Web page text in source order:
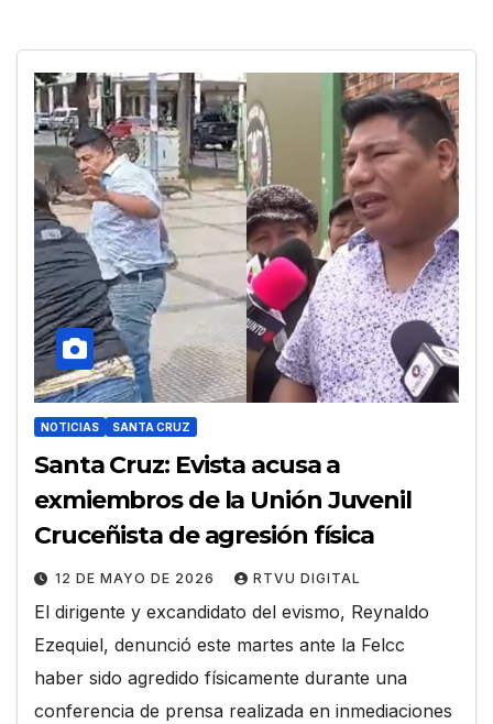
NOTICIAS SANTA CRUZ
Santa Cruz: Evista acusa a
exmiembros de la Unión Juvenil
Cruceñista de agresión física
12 DE MAYO DE 2026 RTVU DIGITAL
El dirigente y excandidato del evismo, Reynaldo
Ezequiel, denunció este martes ante la Felcc
haber sido agredido físicamente durante una
conferencia de prensa realizada en inmediaciones